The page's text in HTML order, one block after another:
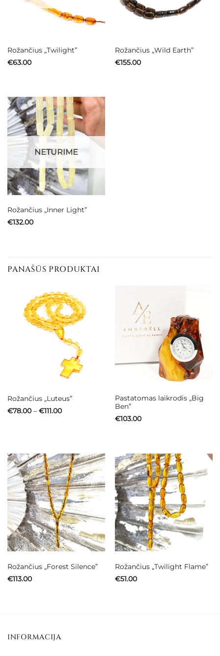
Rožančius „Twilight”
€63.00
Rožančius „Wild Earth”
€155.00
NETURIME
Rožančius „Inner Light”
€132.00
PANAŠŪS PRODUKTAI
Rožančius „Luteus”
€78.00 – €111.00Price
Pastatomas laikrodis „Big
Ben”
€103.00
Rožančius „Forest Silence”
€113.00
Rožančius „Twilight Flame”
€51.00
INFORMACIJA